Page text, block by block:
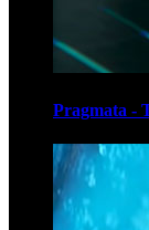
Pragmata -